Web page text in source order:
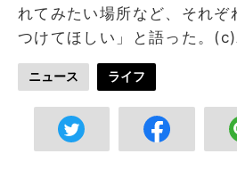
れてみたい場所など、それぞ
つけてほしい」と語った。
ニュース ライフ